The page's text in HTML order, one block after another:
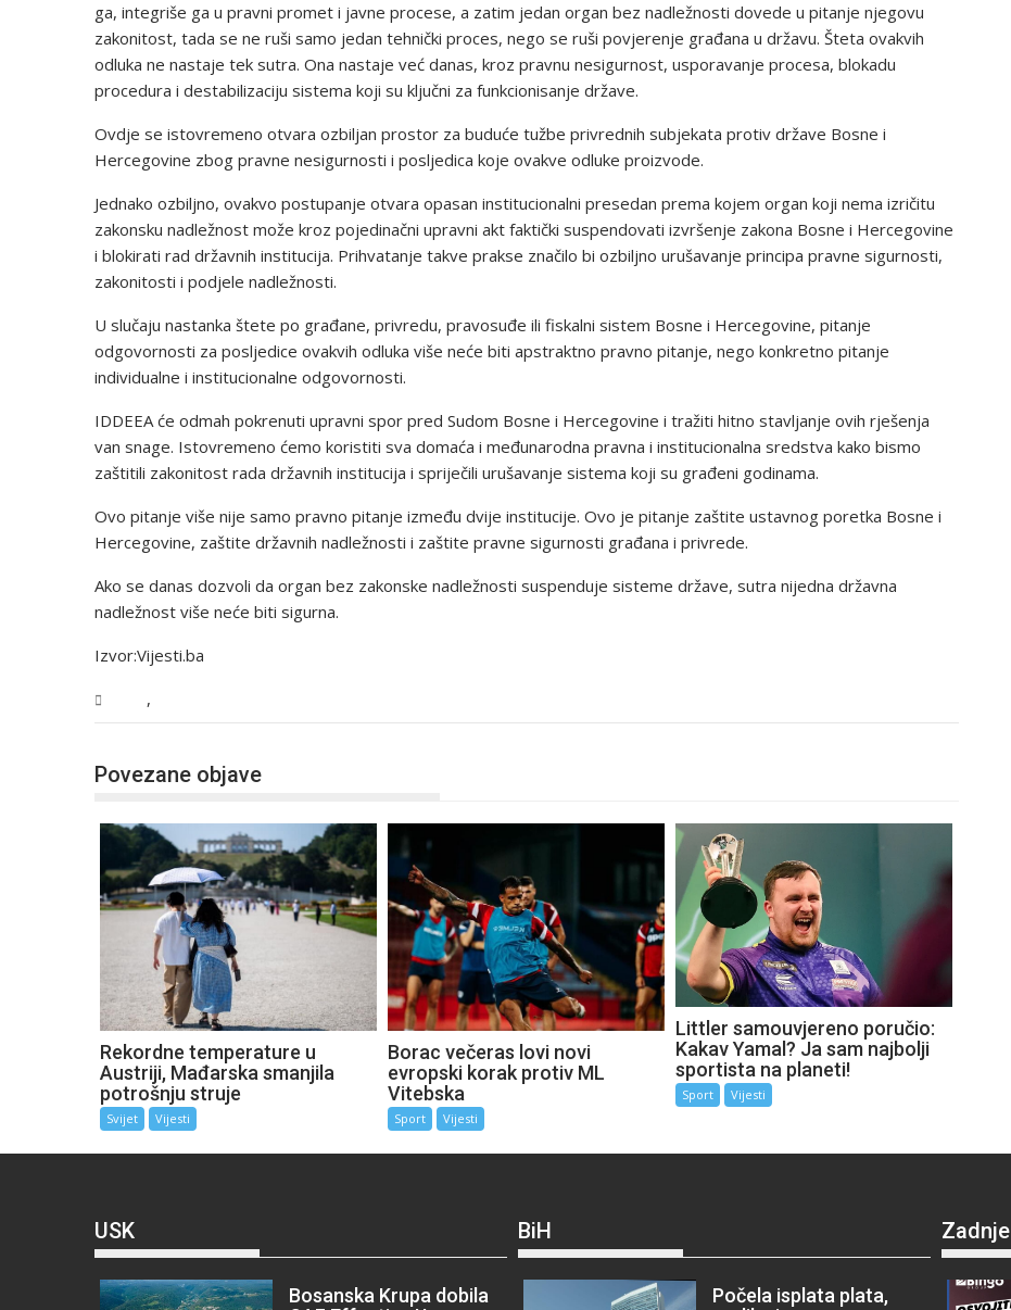
ga, integriše ga u pravni promet i javne procese, a zatim jedan organ bez nadležnosti dovede u pitanje njegovu
zakonitost, tada se ne ruši samo jedan tehnički proces, nego se ruši povjerenje građana u državu. Šteta ovakvih
odluka ne nastaje tek sutra. Ona nastaje već danas, kroz pravnu nesigurnost, usporavanje procesa, blokadu
procedura i destabilizaciju sistema koji su ključni za funkcionisanje države.
Ovdje se istovremeno otvara ozbiljan prostor za buduće tužbe privrednih subjekata protiv države Bosne i
Hercegovine zbog pravne nesigurnosti i posljedica koje ovakve odluke proizvode.
Jednako ozbiljno, ovakvo postupanje otvara opasan institucionalni presedan prema kojem organ koji nema izričitu
zakonsku nadležnost može kroz pojedinačni upravni akt faktički suspendovati izvršenje zakona Bosne i Hercegovine
i blokirati rad državnih institucija. Prihvatanje takve prakse značilo bi ozbiljno urušavanje principa pravne sigurnosti,
zakonitosti i podjele nadležnosti.
U slučaju nastanka štete po građane, privredu, pravosuđe ili fiskalni sistem Bosne i Hercegovine, pitanje
odgovornosti za posljedice ovakvih odluka više neće biti apstraktno pravno pitanje, nego konkretno pitanje
individualne i institucionalne odgovornosti.
IDDEEA će odmah pokrenuti upravni spor pred Sudom Bosne i Hercegovine i tražiti hitno stavljanje ovih rješenja
van snage. Istovremeno ćemo koristiti sva domaća i međunarodna pravna i institucionalna sredstva kako bismo
zaštitili zakonitost rada državnih institucija i spriječili urušavanje sistema koji su građeni godinama.
Ovo pitanje više nije samo pravno pitanje između dvije institucije. Ovo je pitanje zaštite ustavnog poretka Bosne i
Hercegovine, zaštite državnih nadležnosti i zaštite pravne sigurnosti građana i privrede.
Ako se danas dozvoli da organ bez zakonske nadležnosti suspenduje sisteme države, sutra nijedna državna
nadležnost više neće biti sigurna.
Izvor:Vijesti.ba
,
Povezane objave
Rekordne temperature u
Austriji, Mađarska smanjila
potrošnju struje
Svijet Vijesti
Borac večeras lovi novi
evropski korak protiv ML
Vitebska
Sport Vijesti
Littler samouvjereno poručio:
Kakav Yamal? Ja sam najbolji
sportista na planeti!
Sport Vijesti
USK
Bosanska Krupa dobila
BiH
Počela isplata plata,
Zadnje